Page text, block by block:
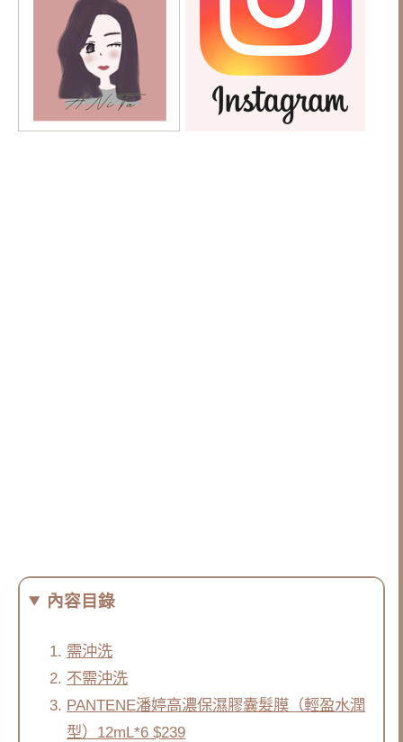
內容目錄
需沖洗
不需沖洗
PANTENE潘婷高濃保濕膠囊髮膜（輕盈水潤
型）12mL*6 $239